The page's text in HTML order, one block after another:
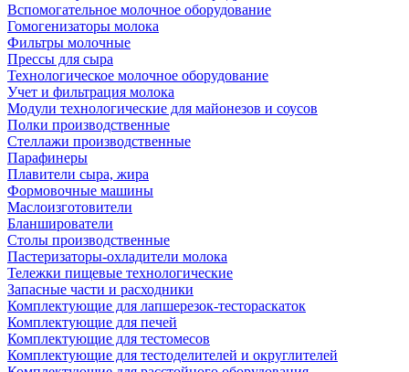
Вспомогательное молочное оборудование
Гомогенизаторы молока
Фильтры молочные
Прессы для сыра
Технологическое молочное оборудование
Учет и фильтрация молока
Модули технологические для майонезов и соусов
Полки производственные
Стеллажи производственные
Парафинеры
Плавители сыра, жира
Формовочные машины
Маслоизготовители
Бланширователи
Столы производственные
Пастеризаторы-охладители молока
Тележки пищевые технологические
Запасные части и расходники
Комплектующие для лапшерезок-тестораскаток
Комплектующие для печей
Комплектующие для тестомесов
Комплектующие для тестоделителей и округлителей